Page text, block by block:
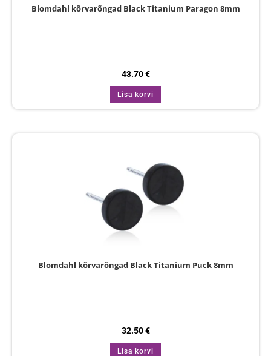
Blomdahl kõrvarõngad Black Titanium Paragon 8mm
43.70€
Lisa korvi
Blomdahl kõrvarõngad Black Titanium Puck 8mm
32.50€
Lisa korvi